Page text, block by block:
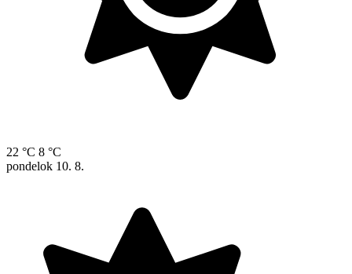
22 °C 8 °C
pondelok 10. 8.